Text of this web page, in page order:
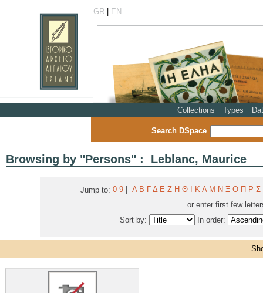
GR| EN
Collections Types
Search DSpace
Browsing by "Persons" : Leblanc, Maurice
Jump to: 0-9 Α Β Γ Δ Ε Ζ Η Θ Κ Λ Μ Ν Ξ Ο Π Ρ Σ
or enter first few
Sort by:
In order: